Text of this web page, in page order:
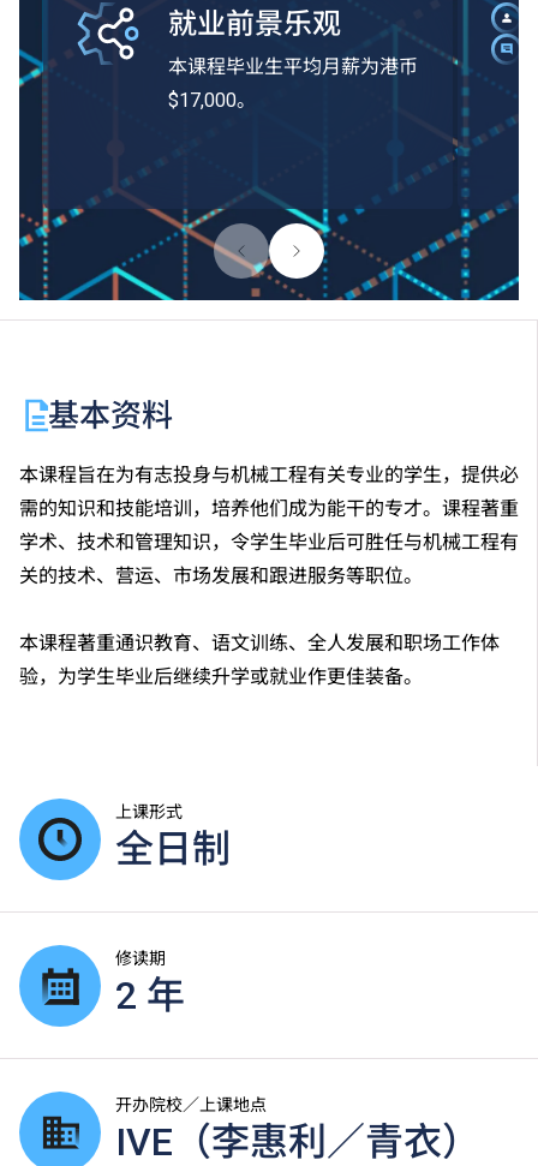
就业前景乐观
本课程毕业生平均月薪为港币
$17,000。
基本资料
本课程旨在为有志投身与机械工程有关专业的学生，提供必
需的知识和技能培训，培养他们成为能干的专才。课程著重
学术、技术和管理知识，令学生毕业后可胜任与机械工程有
关的技术、营运、市场发展和跟进服务等职位。
本课程著重通识教育、语文训练、全人发展和职场工作体
验，为学生毕业后继续升学或就业作更佳装备。
上课形式
全日制
修读期
2 年
开办院校／上课地点
IVE（李惠利／青衣）